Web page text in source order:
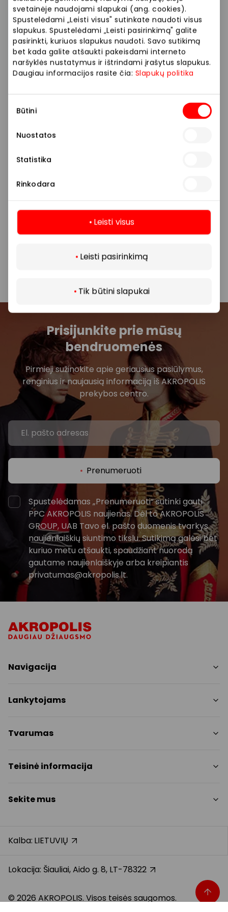
svetainėje naudojami slapukai (ang. cookies).
Spustelėdami „Leisti visus" sutinkate naudoti visus
slapukus. Spustelėdami „Leisti pasirinkimą" galite
pasirinkti, kuriuos slapukus naudoti. Savo sutikimą
bet kada galite atšaukti pakeisdami interneto
naršyklės nustatymus ir ištrindami įrašytus slapukus.
Daugiau informacijos rasite čia: Slapukų politika
pasirinkimas
Būtini
Nuostatos
Statistika
Rinkodara
Leisti visus
Leisti pasirinkimą
Tik būtini slapukai
„Vero Cafe” akcija „Pienas yra pienas” užtikrina
lygybę visiems klientams, leidžiant jiems laisvai rinktis
pieno tipą be papildomų mokesčių, nepriklausomai
nuo jų mitybos įpročių ar gyvenimo būdo.
Prekybos ir pramogų centre „AKROPOLIS“
savarankiškai nustato taikomas nuolaidas, jų
dydžius bei kitas aktualias sąlygas.
Stengiamės kuo tiksliau pateikti aktualią
tinklalapyje pateiktos informacijos ir faktinės
vietoje, visada vadovaukitės tuo, kas nurodyta
Visais klausimais, susijusiais su konkrečiomis
prašome kreiptis tiesiogiai į atitinkamą
Prisijunkite prie mūsų
bendruomenės
Pirmieji sužinokite apie geriausius pasiūlymus,
renginius ir naujausią informaciją iš AKROPOLIS
prekybos centro.
Prenumeruoti
Spustelėdamas „Prenumeruoti“ sutinki gauti
PPC AKROPOLIS naujienas. Dėl to AKROPOLIS
GROUP, UAB Tavo el. pašto duomenis tvarkys
naujienlaiškių siuntimo tikslu. Sutikimą galėsi bet
kuriuo metu atšaukti, spaudžiant nuorodą
gautame naujienlaiškyje arba kreipiantis
privatumas@akropolis.lt.
Daugiau
Navigacija
Paslaugos
Pramogos
Lankytojams
Nemokami patogumai
Kontaktai
Dovanų kortelė
Atsiliepimai
Tvarumas
Tvarumo ataskaita
Teisinė informacija
Slapukų politika
Dovanų kortelės bendrosios taisyklės
Klientų aptarnavimo standartas
Sekite mus
Facebook
TikTok
Kalba: LIETUVIŲ
Lokacija: Šiauliai, Aido g. 8, LT-78322
© 2026 AKROPOLIS. Visos teisės saugomos.